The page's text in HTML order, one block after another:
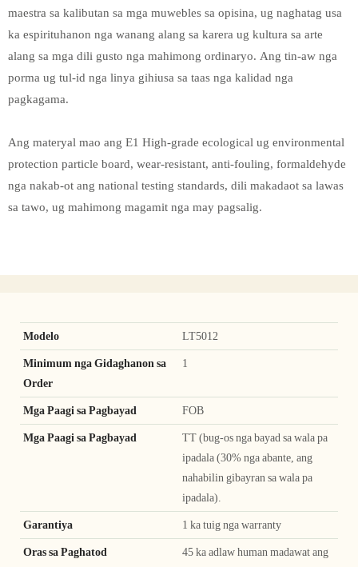
maestra sa kalibutan sa mga muwebles sa opisina, ug naghatag usa
ka espirituhanon nga wanang alang sa karera ug kultura sa arte
alang sa mga dili gusto nga mahimong ordinaryo. Ang tin-aw nga
porma ug tul-id nga linya gihiusa sa taas nga kalidad nga
pagkagama.
Ang materyal mao ang E1 High-grade ecological ug environmental
protection particle board, wear-resistant, anti-fouling, formaldehyde
nga nakab-ot ang national testing standards, dili makadaot sa lawas
sa tawo, ug mahimong magamit nga may pagsalig.
Modelo LT5012
Minimum nga Gidaghanon sa
Order
1
Mga Paagi sa Pagbayad FOB
Mga Paagi sa Pagbayad
TT (bug-os nga bayad sa wala pa
ipadala (30% nga abante, ang
nahabilin gibayran sa wala pa
ipadala).
Garantiya 1 ka tuig nga warranty
Oras sa Paghatod
45 ka adlaw human madawat ang